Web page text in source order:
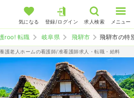
気になる 登録/ログイン 求人検索 メニュー
roo! 転職 岐阜県 飛騨市 飛騨市の特
護老人ホームの看護師/准看護師求人・転職・給料